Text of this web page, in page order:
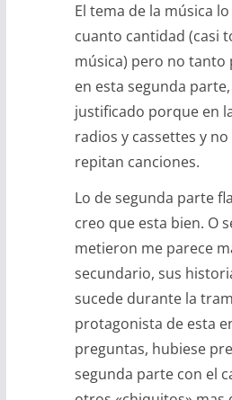
El tema de la música
cuanto cantidad (casi
música) pero no
en esta segunda
justificado porque en
radios y cassettes y
repitan canciones.
Lo de segunda parte
creo que esta bien. O
metieron me parece
secundario, sus
sucede durante la
protagonista de esta
preguntas, hubiese
segunda parte con el